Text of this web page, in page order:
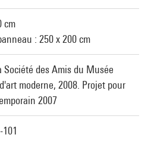
cm
: 250 x 200 cm
Société des Amis du Musée
moderne, 2008. Projet pour
2007